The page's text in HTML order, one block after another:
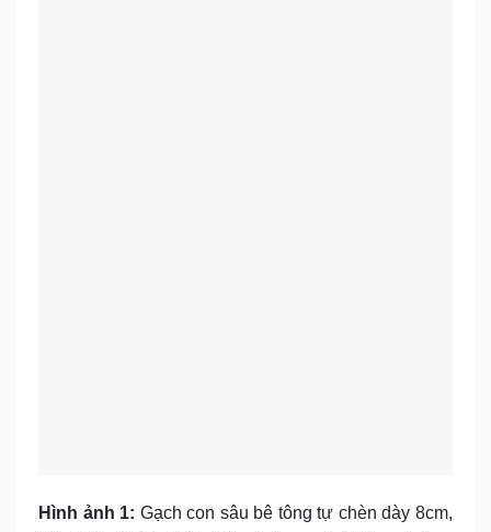
Hình ảnh 1: Gạch con sâu bê tông tự chèn dày 8cm,